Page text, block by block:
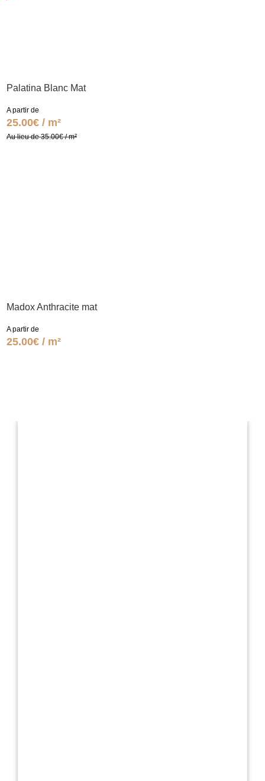
Palatina Blanc Mat
A partir de
25.00€ / m²
Au lieu de 35.00€ / m²
Madox Anthracite mat
A partir de
25.00€ / m²